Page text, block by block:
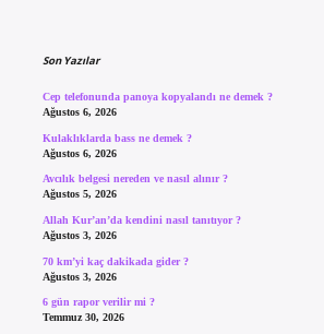
Son Yazılar
Cep telefonunda panoya kopyalandı ne demek ?
Ağustos 6, 2026
Kulaklıklarda bass ne demek ?
Ağustos 6, 2026
Avcılık belgesi nereden ve nasıl alınır ?
Ağustos 5, 2026
Allah Kur’an’da kendini nasıl tanıtıyor ?
Ağustos 3, 2026
70 km’yi kaç dakikada gider ?
Ağustos 3, 2026
6 gün rapor verilir mi ?
Temmuz 30, 2026